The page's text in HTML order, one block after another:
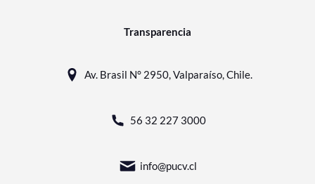
Transparencia
Av. Brasil N° 2950, Valparaíso, Chile.
56 32 227 3000
info@pucv.cl